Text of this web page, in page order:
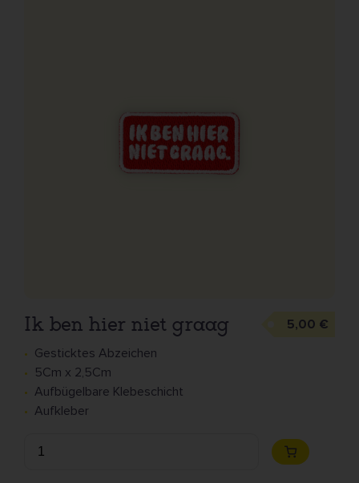
Ik ben hier niet graag
5,00 €
Gesticktes Abzeichen
5Cm x 2,5Cm
Aufbügelbare Klebeschicht
Aufkleber
Anzahl
Zum